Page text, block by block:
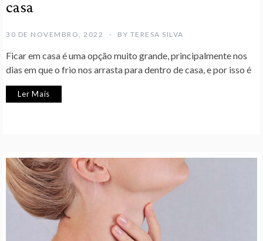
casa
30 DE NOVEMBRO, 2022 BY TERESA SILVA
Ficar em casa é uma opção muito grande, principalmente nos
dias em que o frio nos arrasta para dentro de casa, e por isso é
Ler Mais